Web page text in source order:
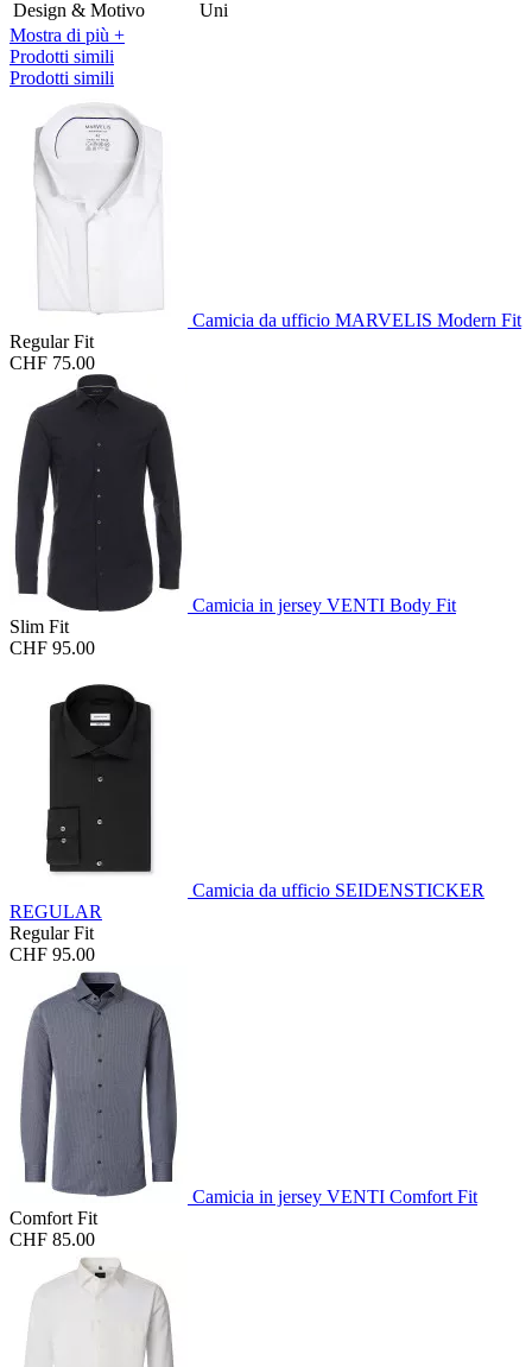
Design & Motivo
Uni
Mostra di più +
Prodotti simili
Prodotti simili
Camicia da ufficio MARVELIS Modern Fit
Regular Fit
CHF 75.00
Camicia in jersey VENTI Body Fit
Slim Fit
CHF 95.00
Camicia da ufficio SEIDENSTICKER
REGULAR
Regular Fit
CHF 95.00
Camicia in jersey VENTI Comfort Fit
Comfort Fit
CHF 85.00